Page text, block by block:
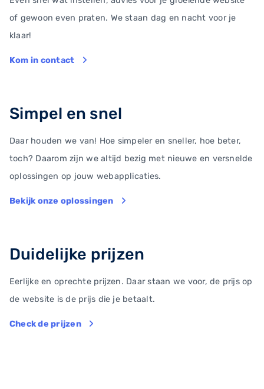
of gewoon even praten. We staan dag en nacht voor je
klaar!
Kom in contact
Simpel en snel
Daar houden we van! Hoe simpeler en sneller, hoe beter,
toch? Daarom zijn we altijd bezig met nieuwe en versnelde
oplossingen op jouw webapplicaties.
Bekijk onze oplossingen
Duidelijke prijzen
Eerlijke en oprechte prijzen. Daar staan we voor, de prijs op
de website is de prijs die je betaalt.
Check de prijzen